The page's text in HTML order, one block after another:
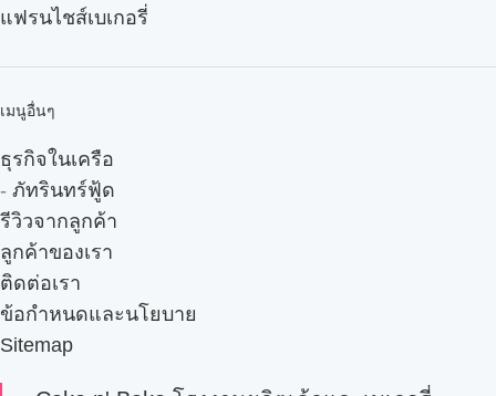
แฟรนไชส์เบเกอรี่
เมนูอื่นๆ
ธุรกิจในเครือ
- ภัทรินทร์ฟู้ด
รีวิวจากลูกค้า
ลูกค้าของเรา
ติดต่อเรา
ข้อกำหนดและนโยบาย
Sitemap